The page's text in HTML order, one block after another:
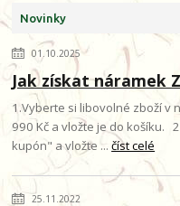
Novinky
01.10.2025
Jak získat náramek
1.Vyberte si libovolné zboží v
990 Kč a vložte je do košíku.
kupón" a vložte ...číst celé
25.11.2022